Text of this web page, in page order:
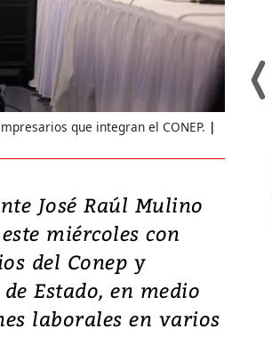
que integran el CONEP.
José Raúl Mulino
miércoles con
del Conep y
Estado, en medio
laborales en varios
fuerte terremoto de magnitud
se registró este martes 28 de
sur de Japón, provocando una